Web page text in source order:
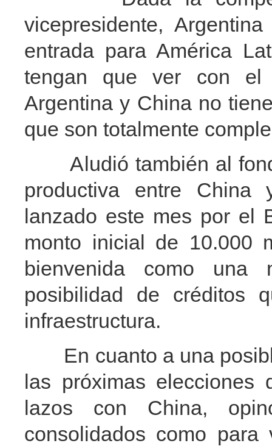
vicepresidente,
entrada para América
tengan que ver con el
Argentina y China no
que son totalmente
Aludió también al
productiva entre
lanzado este mes por el
monto inicial de 10.000
bienvenida como una
posibilidad de créditos
infraestructura.
En cuanto a una
las próximas elecciones
lazos con China,
consolidados como para